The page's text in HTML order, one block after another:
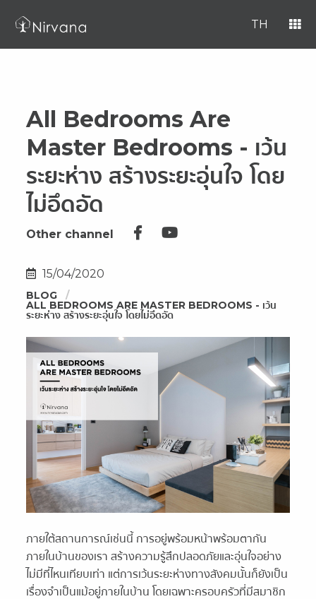
TH
All Bedrooms Are
Master Bedrooms - เว้น
ระยะห่าง สร้างระยะอุ่นใจ โดย
ไม่อึดอัด
Other channel
15/04/2020
BLOG
ALL BEDROOMS ARE MASTER BEDROOMS - เว้น
ระยะห่าง สร้างระยะอุ่นใจ โดยไม่อึดอัด
ภายใต้สถานการณ์เช่นนี้ การอยู่พร้อมหน้าพร้อมตากัน
ภายในบ้านของเรา สร้างความรู้สึกปลอดภัยและอุ่นใจอย่าง
ไม่มีที่ไหนเทียบเท่า แต่การเว้นระยะห่างทางสังคมนั้นก็ยังเป็น
เรื่องจำเป็นแม้อยู่ภายในบ้าน โดยเฉพาะครอบครัวที่มีสมาชิก